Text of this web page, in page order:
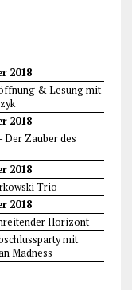
2018
& Lesung mit
2018
Der Zauber des
2018
Trio
2018
Horizont
mit
Madness